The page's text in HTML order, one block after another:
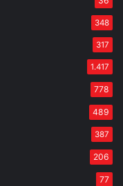
348
317
1.417
778
489
387
206
77